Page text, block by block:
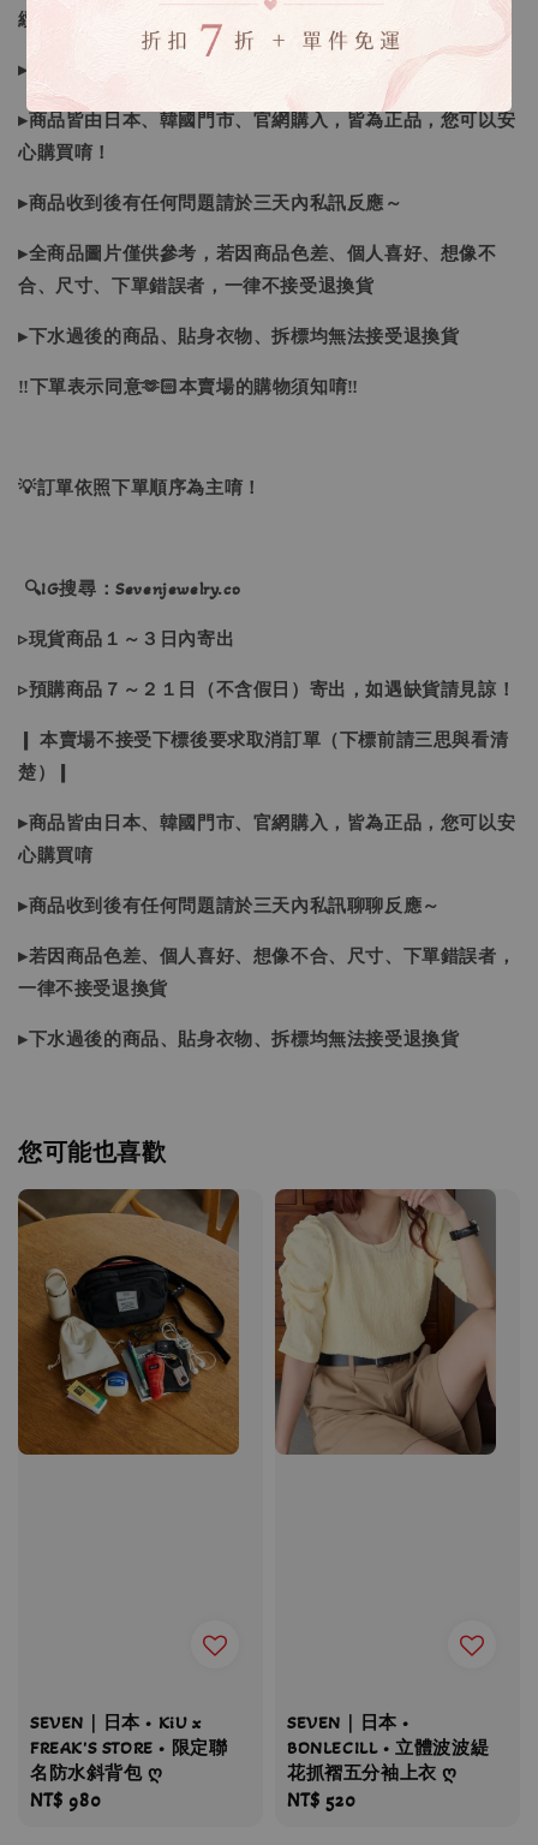
續喔
▸如遇缺斷貨情形會再另行告知，請注意訊息及信箱收件
▸商品皆由日本、韓國門市、官網購入，皆為正品，您可以安
心購買唷！
▸商品收到後有任何問題請於三天內私訊反應～
▸全商品圖片僅供參考，若因商品色差、個人喜好、想像不
合、尺寸、下單錯誤者，一律不接受退換貨
▸下水過後的商品、貼身衣物、拆標均無法接受退換貨
‼下單表示同意🫶🏻本賣場的購物須知唷‼
💡訂單依照下單順序為主唷！
🔍IG搜尋：Sevenjewelry.co
▹現貨商品１～３日內寄出
▹預購商品７～２１日（不含假日）寄出，如遇缺貨請見諒！
❙ 本賣場不接受下標後要求取消訂單（下標前請三思與看清
楚）❙
▸商品皆由日本、韓國門市、官網購入，皆為正品，您可以安
心購買唷
▸商品收到後有任何問題請於三天內私訊聊聊反應～
▸若因商品色差、個人喜好、想像不合、尺寸、下單錯誤者，
一律不接受退換貨
▸下水過後的商品、貼身衣物、拆標均無法接受退換貨
您可能也喜歡
SEVEN｜日本 • KiU x
FREAK'S STORE • 限定聯
名防水斜背包 ღ
Regular
NT$ 980
SEVEN｜日本 •
BONLECILL • 立體波波緹
花抓褶五分袖上衣 ღ
Regular
NT$ 520